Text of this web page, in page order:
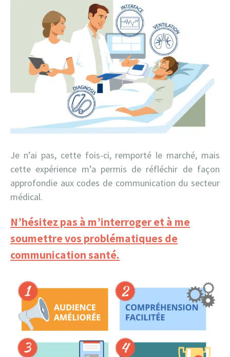
Je n’ai pas, cette fois-ci, remporté le marché, mais
cette expérience m’a permis de réfléchir de façon
approfondie aux codes de communication du secteur
médical.
N’hésitez pas à m’interroger et à me
soumettre vos problématiques de
communication santé.